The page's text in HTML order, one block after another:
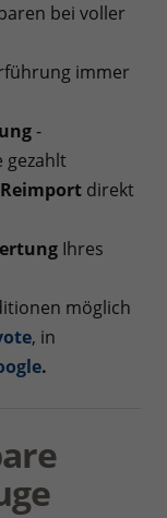
bei voller
immer
-
gezahlt
Reimport direkt
Ihres
möglich
, in
.